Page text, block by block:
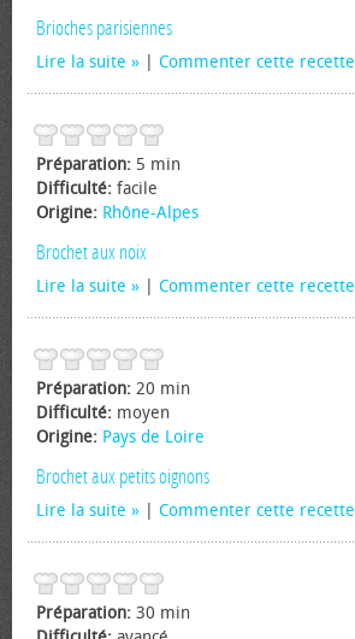
Brioches parisiennes
Lire la suite Commenter cette recette
Préparation: 5 min
Difficulté: facile
Origine: Rhône-Alpes
Brochet aux noix
Lire la suite Commenter cette recette
Préparation: 20 min
Difficulté: moyen
Origine: Pays de Loire
Brochet aux petits oignons
Lire la suite Commenter cette recette
Préparation: 30 min